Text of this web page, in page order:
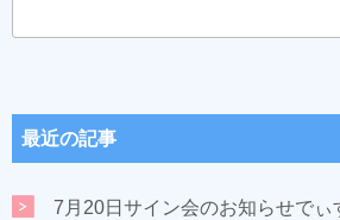
最近の記事
7月20日サイン会のお知らせでぃ